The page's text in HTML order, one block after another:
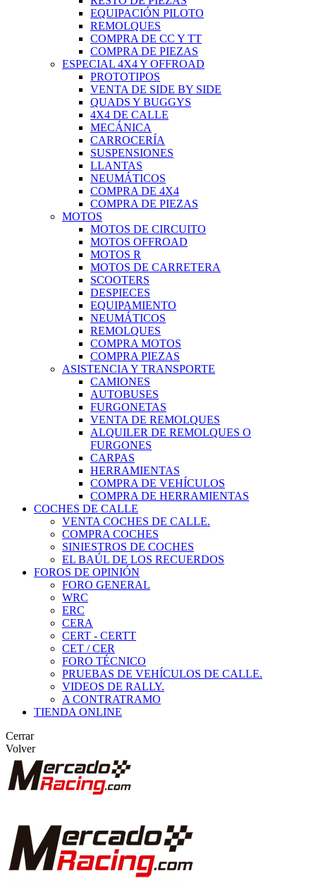
EQUIPACIÓN PILOTO
REMOLQUES
COMPRA DE CC Y TT
COMPRA DE PIEZAS
ESPECIAL 4X4 Y OFFROAD
PROTOTIPOS
VENTA DE SIDE BY SIDE
QUADS Y BUGGYS
4X4 DE CALLE
MECÁNICA
CARROCERÍA
SUSPENSIONES
LLANTAS
NEUMÁTICOS
COMPRA DE 4X4
COMPRA DE PIEZAS
MOTOS
MOTOS DE CIRCUITO
MOTOS OFFROAD
MOTOS R
MOTOS DE CARRETERA
SCOOTERS
DESPIECES
EQUIPAMIENTO
NEUMÁTICOS
REMOLQUES
COMPRA MOTOS
COMPRA PIEZAS
ASISTENCIA Y TRANSPORTE
CAMIONES
AUTOBUSES
FURGONETAS
VENTA DE REMOLQUES
ALQUILER DE REMOLQUES O
FURGONES
CARPAS
HERRAMIENTAS
COMPRA DE VEHÍCULOS
COMPRA DE HERRAMIENTAS
COCHES DE CALLE
VENTA COCHES DE CALLE.
COMPRA COCHES
SINIESTROS DE COCHES
EL BAÚL DE LOS RECUERDOS
FOROS DE OPINIÓN
FORO GENERAL
WRC
ERC
CERA
CERT - CERTT
CET / CER
FORO TÉCNICO
PRUEBAS DE VEHÍCULOS DE CALLE.
VIDEOS DE RALLY.
A CONTRATRAMO
TIENDA ONLINE
Cerrar
Volver
BUSCAR